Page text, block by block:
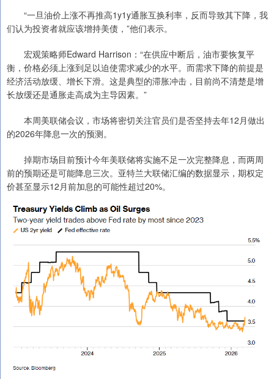
“一旦油价上涨不再推高1y1y通胀互换利率，反而导致其下降，我
们认为投资者就应该增持美债，”他们表示。
宏观策略师Edward Harrison：“在供应中断后，油市要恢复平
衡，价格必须上涨到足以迫使需求减少的水平。而需求下降的前提是
经济活动放缓、增长下滑。这是典型的滞胀冲击，目前尚不清楚是增
长放缓还是通胀走高成为主导因素。”
本周美联储会议，市场将密切关注官员们是否坚持去年12月做出
的2026年降息一次的预测。
掉期市场目前预计今年美联储将实施不足一次完整降息，而两周
前的预期还是可能降息三次。亚特兰大联储汇编的数据显示，期权定
价甚至显示12月前加息的可能性超过20%。